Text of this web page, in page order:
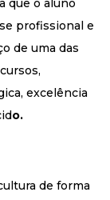
que o aluno
profissional e
de uma das
excelência
o.
de forma